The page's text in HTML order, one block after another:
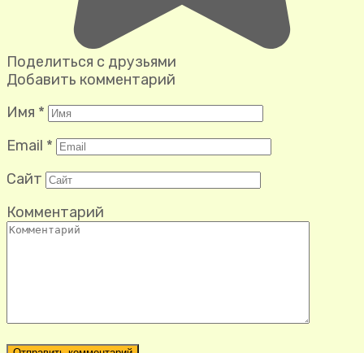
Поделиться с друзьями
Добавить комментарий
Имя *
Email *
Сайт
Комментарий